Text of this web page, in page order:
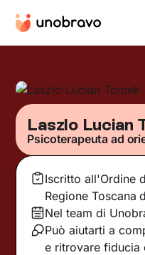
Laszlo Lucian
Psicoterapeuta ad
Iscritto all'Ordine
Regione Toscana
Nel team di
Può aiutarti a
e ritrovare fiducia